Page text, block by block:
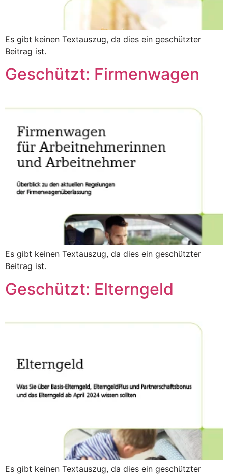
Es gibt keinen Textauszug, da dies ein geschützter
Beitrag ist.
Geschützt: Firmenwagen
Es gibt keinen Textauszug, da dies ein geschützter
Beitrag ist.
Geschützt: Elterngeld
Es gibt keinen Textauszug, da dies ein geschützter